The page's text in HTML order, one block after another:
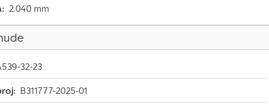
2.040 mm
32-23
B311777-2025-01